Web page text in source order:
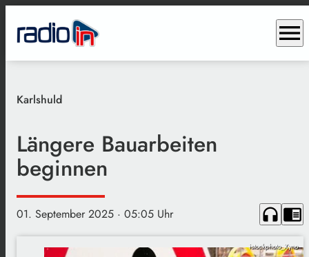
menu
Karlshuld
Längere Bauarbeiten
beginnen
01. September 2025 · 05:05 Uhr headphones chrome_reader_mode
istockphoto_Xyno